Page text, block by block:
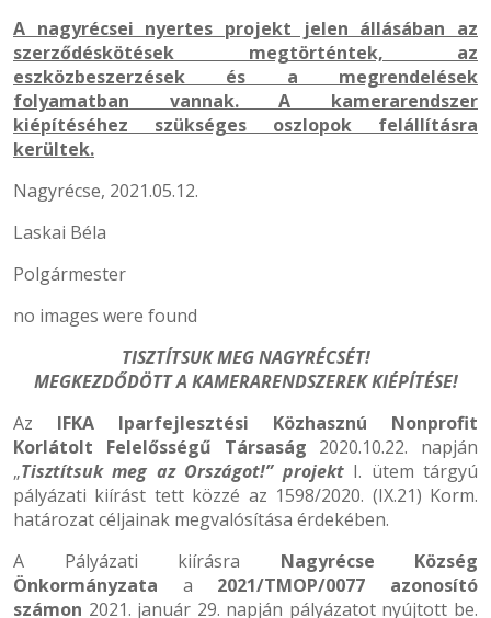
A nagyrécsei nyertes projekt jelen állásában az
szerződéskötések megtörténtek, az
eszközbeszerzések és a megrendelések
folyamatban vannak. A kamerarendszer
kiépítéséhez szükséges oszlopok felállításra
kerültek.
Nagyrécse, 2021.05.12.
Laskai Béla
Polgármester
no images were found
TISZTÍTSUK MEG NAGYRÉCSÉT!
MEGKEZDŐDÖTT A KAMERARENDSZEREK KIÉPÍTÉSE!
Az IFKA Iparfejlesztési Közhasznú Nonprofit
Korlátolt Felelősségű Társaság 2020.10.22. napján
„Tisztítsuk meg az Országot!” projektI. ütem tárgyú
pályázati kiírást tett közzé az 1598/2020. (IX.21) Korm.
határozat céljainak megvalósítása érdekében.
A Pályázati kiírásra Nagyrécse Község
Önkormányzata a 2021/TMOP/0077 azonosító
számon 2021. január 29. napján pályázatot nyújtott be.